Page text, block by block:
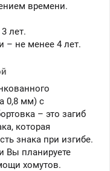
времени.
лет.
– не менее 4 лет.
0,8 мм) с
– это загиб
которая
знака при изгибе.
Вы планируете
хомутов.